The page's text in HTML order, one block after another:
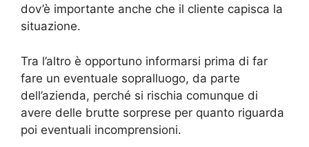
dov’è importante anche che il cliente capisca la
situazione.
Tra l’altro è opportuno informarsi prima di far
fare un eventuale sopralluogo, da parte
dell’azienda, perché si rischia comunque di
avere delle brutte sorprese per quanto riguarda
poi eventuali incomprensioni.